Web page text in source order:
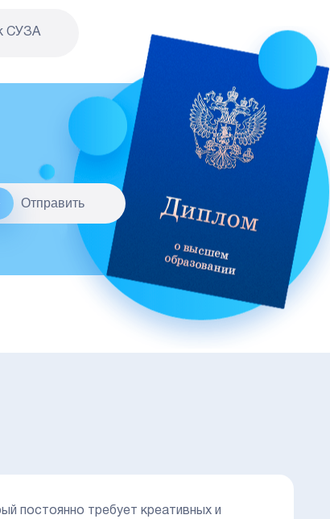
CУЗА
Отправить
постоянно требует креативных и